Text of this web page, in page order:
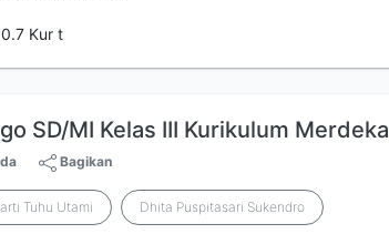
Kur t
SD/MI Kelas III Kurikulum Merdeka
Bagikan
Tuhu Utami Dhita Puspitasari Sukendro